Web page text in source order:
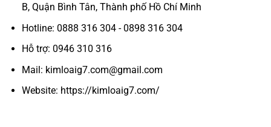
B, Quận Bình Tân, Thành phố Hồ Chí Minh
Hotline: 0888 316 304 - 0898 316 304
Hỗ trợ: 0946 310 316
Mail: kimloaig7.com@gmail.com
Website: https://kimloaig7.com/